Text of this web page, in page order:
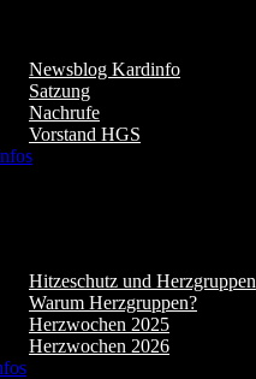
Newsblog Kardinfo
Satzung
Nachrufe
Vorstand HGS
Hitzeschutz und Herzgruppen
Warum Herzgruppen?
Herzwochen 2025
Herzwochen 2026